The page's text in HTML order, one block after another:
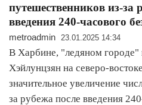
путешественников из-за
введения 240-часового
metroadmin 23.01.2025 14:34
В Харбине, "ледяном городе"
Хэйлунцзян на северо-
значительное увеличение
за рубежа после введения